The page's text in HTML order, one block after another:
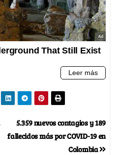
5.359 nuevos contagios y 189
fallecidos más por COVID-19 en
Colombia